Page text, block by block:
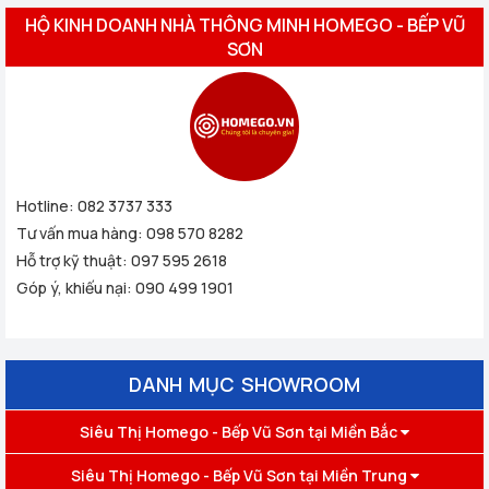
HỘ KINH DOANH NHÀ THÔNG MINH HOMEGO - BẾP VŨ
SƠN
Hotline: 082 3737 333
Tư vấn mua hàng: 098 570 8282
Hỗ trợ kỹ thuật: 097 595 2618
Góp ý, khiếu nại: 090 499 1901
DANH MỤC SHOWROOM
Siêu Thị Homego - Bếp Vũ Sơn tại Miền Bắc
Siêu Thị Homego - Bếp Vũ Sơn tại Miền Trung